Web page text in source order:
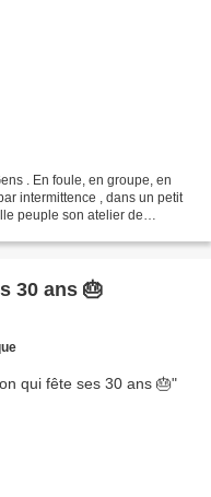
. En foule, en groupe, en
intermittence , dans un petit
peuple son atelier de
30 ans 🎂